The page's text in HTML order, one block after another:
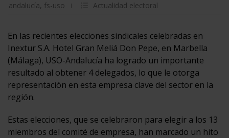
andalucía, fs-uso Actualidad electoral
En las recientes elecciones sindicales celebradas en
Inextur S.A. Hotel Gran Meliá Don Pepe, en Marbella
(Málaga), USO-Andalucía ha logrado un importante
resultado al obtener 4 delegados, lo que le otorga
representación en esta empresa clave del sector en la
región.
Estas elecciones, que se celebraron para elegir a los 13
miembros del comité de empresa, han marcado un hito